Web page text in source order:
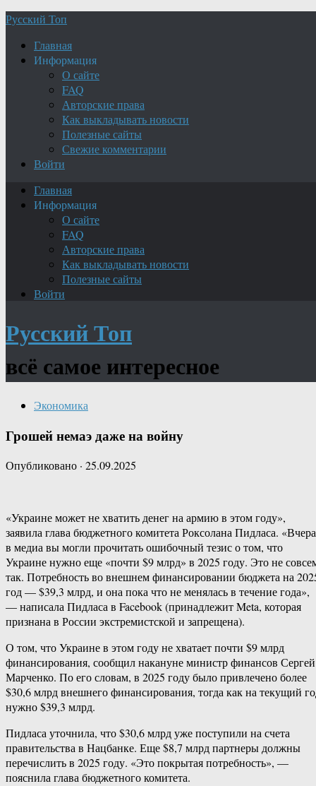
Русский Топ
Главная
Информация
О сайте
FAQ
Авторские права
Как выкладывать новости
Полезные сайты
Свежие комментарии
Войти
Главная
Информация
О сайте
FAQ
Авторские права
Как выкладывать новости
Полезные сайты
Войти
Русский Топ
всё самое интересное
Экономика
Грошей немаэ даже на войну
Опубликовано · 25.09.2025
«Украине может не хватить денег на армию в этом году»,
заявила глава бюджетного комитета Роксолана Пидласа. «Вчера
в медиа вы могли прочитать ошибочный тезис о том, что
Украине нужно еще «почти $9 млрд» в 2025 году. Это не
так. Потребность во внешнем финансировании бюджета на
год — $39,3 млрд, и она пока что не менялась в течение года»,
— написала Пидласа в Facebook (принадлежит Meta, которая
признана в России экстремистской и запрещена).
О том, что Украине в этом году не хватает почти $9 млрд
финансирования, сообщил накануне министр финансов Сергей
Марченко. По его словам, в 2025 году было привлечено более
$30,6 млрд внешнего финансирования, тогда как на текущий
нужно $39,3 млрд.
Пидласа уточнила, что $30,6 млрд уже поступили на счета
правительства в Нацбанке. Еще $8,7 млрд партнеры должны
перечислить в 2025 году. «Это покрытая потребность», —
пояснила глава бюджетного комитета.